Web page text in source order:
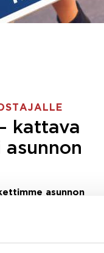
kattava
asunnon
ja etsimme juuri
nähdä vaivaa